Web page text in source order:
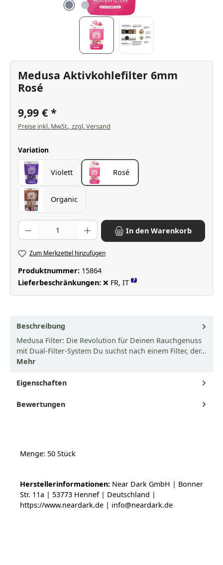
Medusa Aktivkohlefilter 6mm
Rosé
9,99 €
Preise inkl. MwSt., zzgl. Versand
Variation
Violett Rosé
Organic
Produkt Anzahl: Gib den gewünschten Wert ein oder benutze die
In den Warenkorb
Zum Merkzettel hinzufügen
Produktnummer: 15864
Lieferbeschränkungen: ❌ FR, IT ?
Beschreibung
Medusa Filter: Die Revolution für Deinen Rauchgenuss
mit Dual-Filter-System Du suchst nach einem Filter, der…
Mehr
Eigenschaften
Bewertungen
Menge: 50 Stück
Herstellerinformationen: Near Dark GmbH | Bonner
Str. 11a | 53773 Hennef | Deutschland |
https://www.neardark.de | info@neardark.de